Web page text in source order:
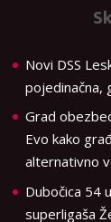
Novi DSS
pojedinačna,
Grad
Evo kako
alternativno
Dubočica 54
superligaša